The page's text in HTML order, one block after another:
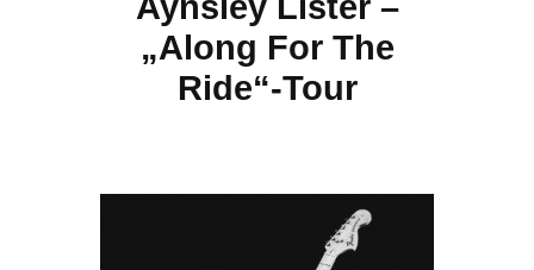
„Along For The
Ride“-Tour
Aktuelles
Kartenkauf
Die Kammerspiele
Kontakt & Anfahrt
Impressum